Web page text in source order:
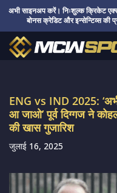
अभी साइनअप करें। निःशुल्क क्रिकेट
बोनस क्रेडिट और इन्सेन्टिव्स की
ENG vs IND 2025: ‘अभी
आ जाओ’ पूर्व दिग्गज ने
की खास गुजारिश
जुलाई 16, 2025